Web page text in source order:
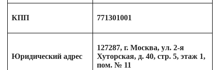
КПП 771301001
Юридический адрес
127287, г. Москва, ул. 2-я
Хуторская, д. 40, стр. 5, этаж 1,
пом. № 11